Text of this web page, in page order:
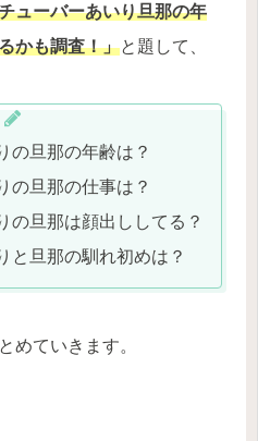
ューバーあいり旦那の年
かも調査！」と題して、
の旦那の年齢は？
の旦那の仕事は？
の旦那は顔出ししてる？
と旦那の馴れ初めは？
めていきます。